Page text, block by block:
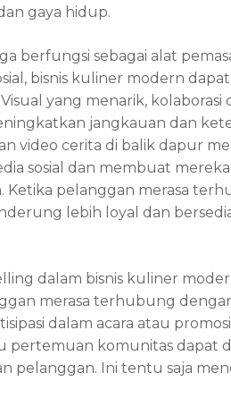
gaya hidup.
berfungsi sebagai alat
bisnis kuliner modern
yang menarik,
jangkauan dan
video cerita di balik dapur
sosial dan membuat
Ketika pelanggan merasa
lebih loyal dan
dalam bisnis kuliner
merasa terhubung
dalam acara atau
pertemuan komunitas dapat
pelanggan. Ini tentu saja